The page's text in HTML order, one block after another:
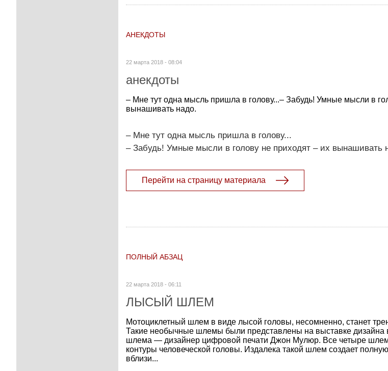
АНЕКДОТЫ
22 марта 2018 - 08:04
анекдоты
– Мне тут одна мысль пришла в голову...– Забудь! Умные мысли в
вынашивать надо.
– Мне тут одна мысль пришла в голову...
– Забудь! Умные мысли в голову не приходят – их вынашивать
Перейти на страницу материала
ПОЛНЫЙ АБЗАЦ
22 марта 2018 - 06:11
ЛЫСЫЙ ШЛЕМ
Мотоциклетный шлем в виде лысой головы, несомненно, станет
Такие необычные шлемы были представлены на выставке дизайна
шлема — дизайнер цифровой печати Джон Мулюр. Все четыре
контуры человеческой головы. Издалека такой шлем создает
вблизи...